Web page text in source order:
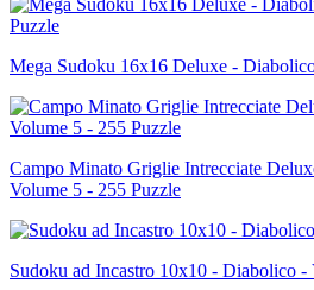
Mega Sudoku 16x16 Deluxe -
Campo Minato Griglie Intrecciate
Volume 5 - 255 Puzzle
Sudoku ad Incastro 10x10 - Diabolico -